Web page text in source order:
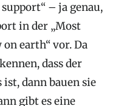
– ja genau,
in der „Most
earth“ vor. Da
dass der
dann bauen sie
gibt es eine